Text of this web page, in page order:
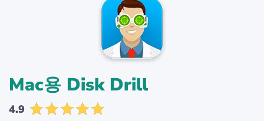
Mac용 Disk Drill
4.9